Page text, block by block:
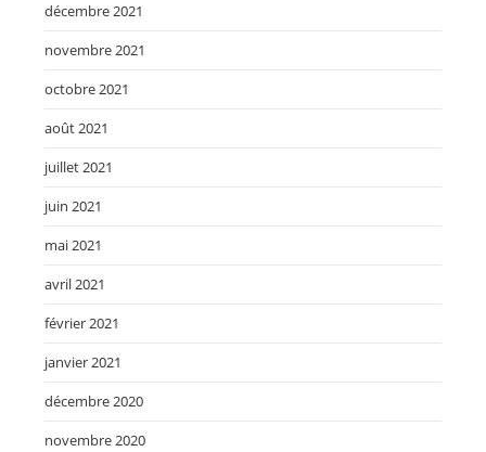
décembre 2021
novembre 2021
octobre 2021
août 2021
juillet 2021
juin 2021
mai 2021
avril 2021
février 2021
janvier 2021
décembre 2020
novembre 2020